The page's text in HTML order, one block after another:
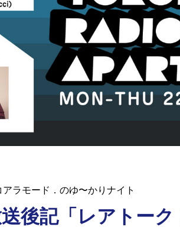
アラモード．のゆ〜かりナイト
後記「レアトーク